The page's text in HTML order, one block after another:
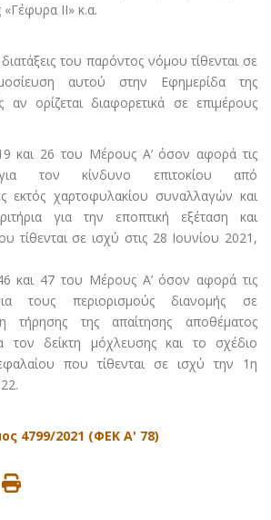
ΙΙ» κ.α.
διατάξεις του παρόντος νόμου τίθενται σε
αυτού στην Εφημερίδα της
αν ορίζεται διαφορετικά σε επιμέρους
και 26 του Μέρους Α’ όσον αφορά τις
για τον κίνδυνο επιτοκίου από
εκτός χαρτοφυλακίου συναλλαγών και
για την εποπτική εξέταση και
τίθενται σε ισχύ στις 28 Ιουνίου 2021,
και 47 του Μέρους Α’ όσον αφορά τις
τους περιορισμούς διανομής σε
τήρησης της απαίτησης αποθέματος
τον δείκτη μόχλευσης και το σχέδιο
που τίθενται σε ισχύ την 1η
4799/2021 (ΦΕΚ Α' 78)